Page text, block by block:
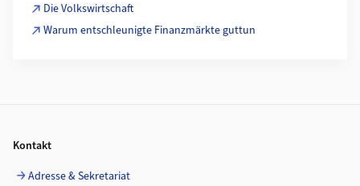
Die Volkswirtschaft
Warum entschleunigte Finanzmärkte guttun
Kontakt
Adresse & Sekretariat